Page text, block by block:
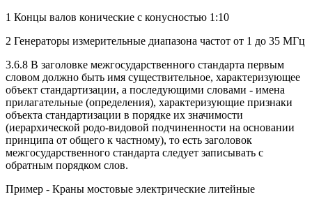
1 Концы валов конические с конусностью 1:10
2 Генераторы измерительные диапазона частот от 1 до 35 МГц
3.6.8 В заголовке межгосударственного стандарта первым
словом должно быть имя существительное, характеризующее
объект стандартизации, а последующими словами - имена
прилагательные (определения), характеризующие признаки
объекта стандартизации в порядке их значимости
(иерархической родо-видовой подчиненности на основании
принципа от общего к частному), то есть заголовок
межгосударственного стандарта следует записывать с
обратным порядком слов.
Пример - Краны мостовые электрические литейные